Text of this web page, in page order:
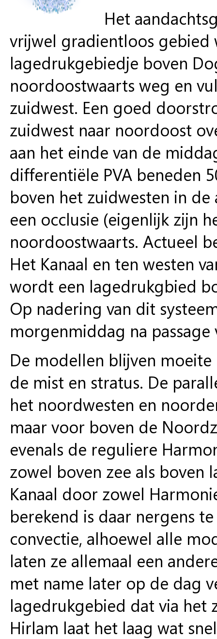
Het
vrijwel gradientloos gebied
lagedrukgebiedje boven
noordoostwaarts weg en
zuidwest. Een goed
zuidwest naar noordoost
aan het einde van de
differentiële PVA beneden
boven het zuidwesten in
een occlusie (eigenlijk zijn
noordoostwaarts. Actueel
Het Kanaal en ten westen
wordt een lagedrukgbied
Op nadering van dit
morgenmiddag na passage
De modellen blijven
de mist en stratus. De
het noordwesten en
maar voor boven de
evenals de reguliere
zowel boven zee als boven
Kanaal door zowel
berekend is daar nergens
convectie, alhoewel alle
laten ze allemaal een
met name later op de dag
lagedrukgebied dat via het
Hirlam laat het laag wat